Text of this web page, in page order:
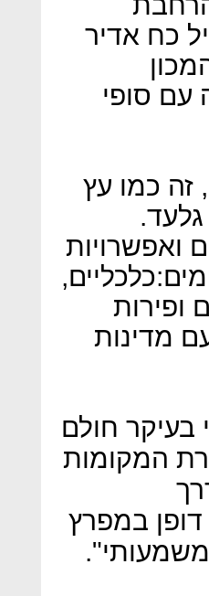
כח אדיר
עם סופי
זה כמו עץ
ואפשרויות
ופירות
מדינות
בעיקר חולם
המקומות
במפרץ